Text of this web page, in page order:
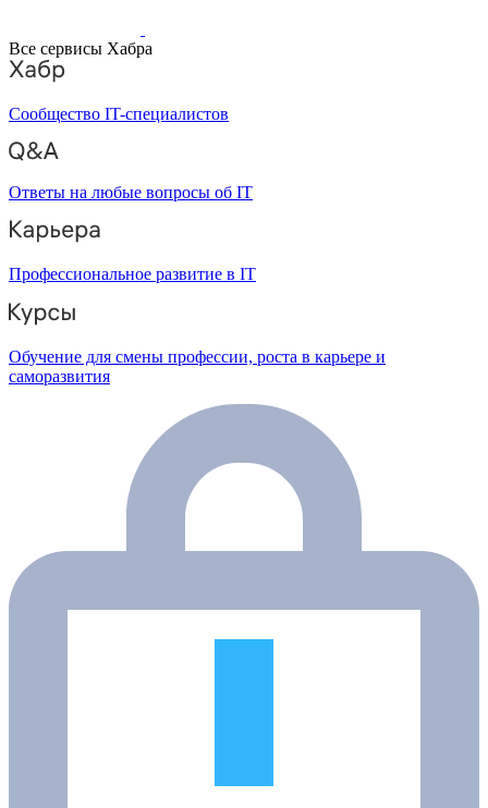
Все сервисы Хабра
Сообщество IT-специалистов
Ответы на любые вопросы об IT
Профессиональное развитие в IT
Обучение для смены профессии, роста в карьере и
саморазвития